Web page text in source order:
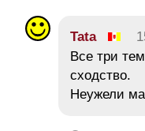
Tata
Все три
сходство.
Неужели